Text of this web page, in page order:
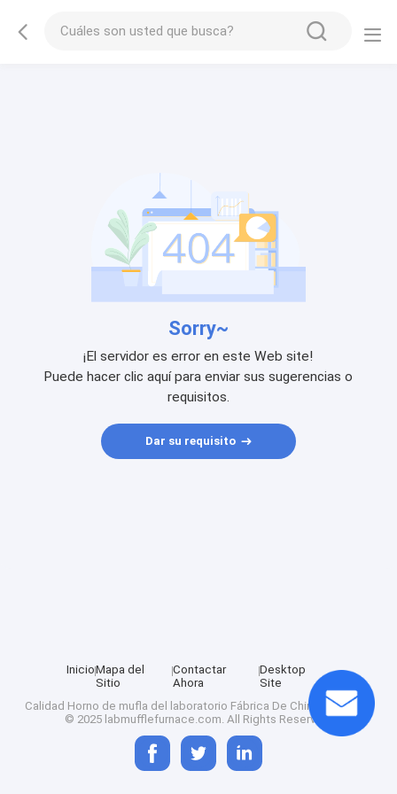
Sorry~
¡El servidor es error en este Web site!
Puede hacer clic aquí para enviar sus sugerencias o
requisitos.
Dar su requisito
InicioMapa del
Sitio
Contactar
Ahora
Desktop
Site
Calidad Horno de mufla del laboratorio Fábrica De China.Copyright
© 2025 labmufflefurnace.com. All Rights Reserved.